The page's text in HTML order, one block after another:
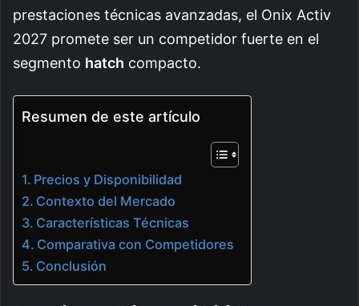
prestaciones técnicas avanzadas, el Onix Activ
2027 promete ser un competidor fuerte en el
segmento hatch compacto.
Resumen de este artículo
Precios y Disponibilidad
Contexto del Mercado
Características Técnicas
Comparativa con Competidores
Conclusión